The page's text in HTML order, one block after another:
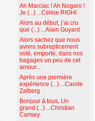
Ah Marciac ! Ah Nogaro !
Je (...) ...Céline RIGHI
Alors au début, j’ai cru
que (...) ...Alain Guyard
Alors sachez que nous
avons subrepticement
volé, emporté, dans nos
bagages un peu de cet
amour...
Après une première
expérience (...) ...Carole
Zalberg
Bonjour à tous, Un
grand (...) ...Christian
Carisey